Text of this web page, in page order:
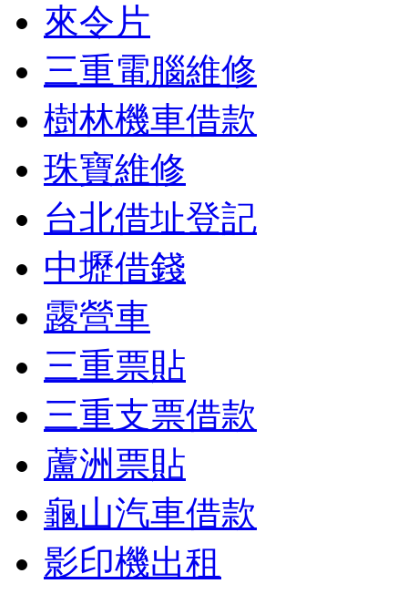
來令片
三重電腦維修
樹林機車借款
珠寶維修
台北借址登記
中壢借錢
露營車
三重票貼
三重支票借款
蘆洲票貼
龜山汽車借款
影印機出租